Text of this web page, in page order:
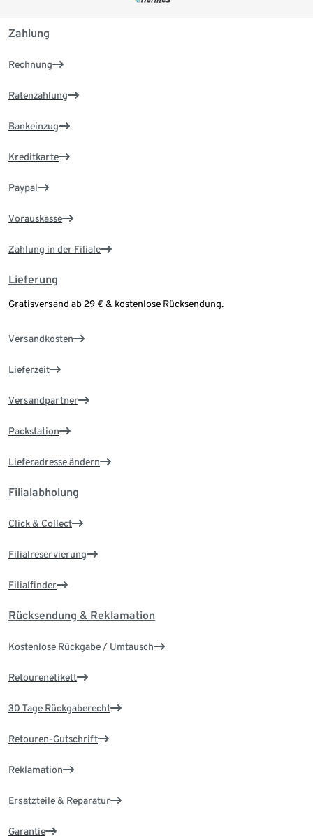
Zahlung
Rechnung
Ratenzahlung
Bankeinzug
Kreditkarte
Paypal
Vorauskasse
Zahlung in der Filiale
Lieferung
Gratisversand ab 29 € & kostenlose Rücksendung.
Versandkosten
Lieferzeit
Versandpartner
Packstation
Lieferadresse ändern
Filialabholung
Click & Collect
Filialreservierung
Filialfinder
Rücksendung & Reklamation
Kostenlose Rückgabe / Umtausch
Retourenetikett
30 Tage Rückgaberecht
Retouren-Gutschrift
Reklamation
Ersatzteile & Reparatur
Garantie